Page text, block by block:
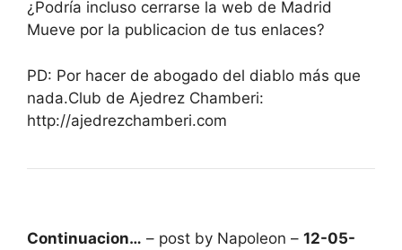
¿Podría incluso cerrarse la web de Madrid
Mueve por la publicacion de tus enlaces?
PD: Por hacer de abogado del diablo más que
nada.Club de Ajedrez Chamberi:
http://ajedrezchamberi.com
Continuacion… – post by Napoleon – 12-05-